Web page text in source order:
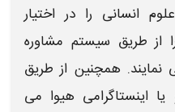
انسانی را در اختیار
از طریق سیستم مشاوره
نمایند. همچنین از طریق
اینستاگرامی هیوا می